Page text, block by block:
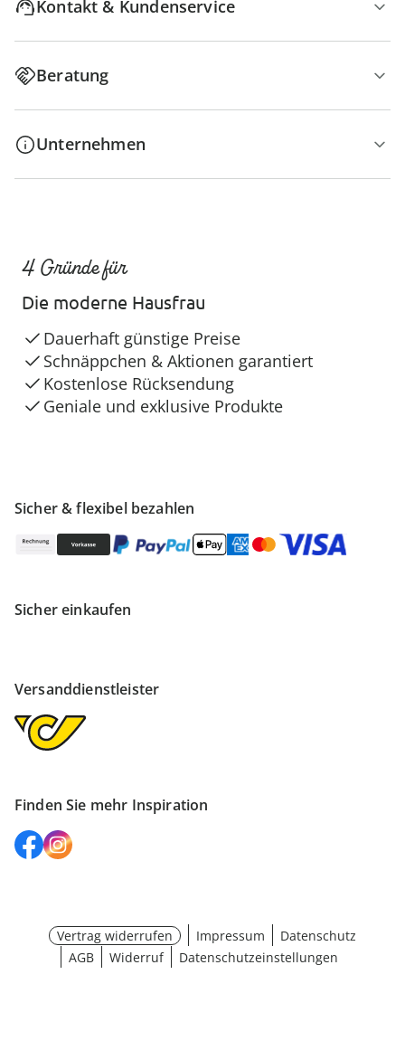
Kontakt & Kundenservice
Beratung
Unternehmen
Sicher & flexibel bezahlen
Sicher einkaufen
Versanddienstleister
Finden Sie mehr Inspiration
4 Gründe für
Die moderne Hausfrau
Dauerhaft günstige Preise
Schnäppchen & Aktionen garantiert
Kostenlose Rücksendung
Geniale und exklusive Produkte
Vertrag widerrufen Impressum
Datenschutz
AGB
Widerruf Datenschutzeinstellungen